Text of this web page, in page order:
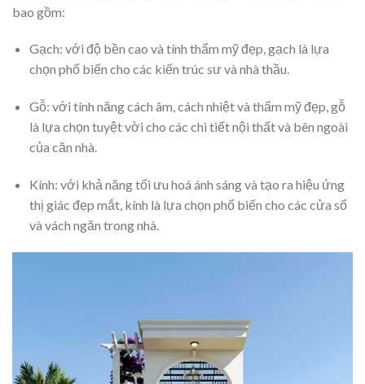
bao gồm:
Gạch: với độ bền cao và tính thẩm mỹ đẹp, gạch là lựa
chọn phổ biến cho các kiến trúc sư và nhà thầu.
Gỗ: với tính năng cách âm, cách nhiệt và thẩm mỹ đẹp, gỗ
là lựa chọn tuyệt vời cho các chi tiết nội thất và bên ngoài
của căn nhà.
Kính: với khả năng tối ưu hoá ánh sáng và tạo ra hiệu ứng
thị giác đẹp mắt, kính là lựa chọn phổ biến cho các cửa sổ
và vách ngăn trong nhà.